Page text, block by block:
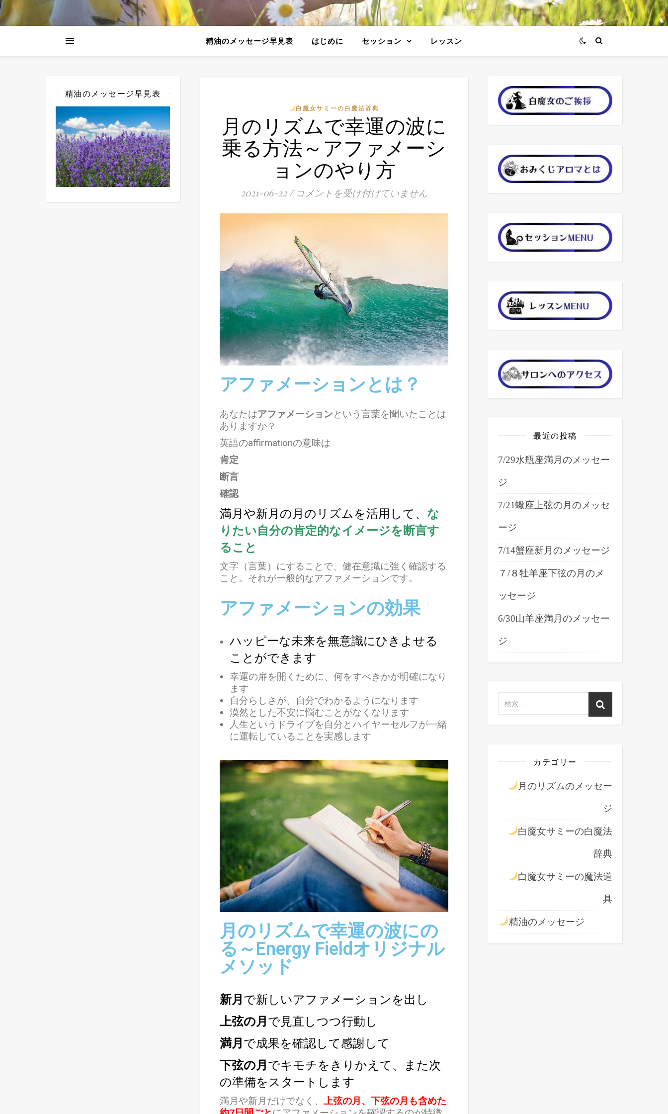
精油のメッセージ早見表 はじめに セッション レッスン
精油のメッセージ早見表
白魔女サミーの白魔法辞典
月のリズムで幸運の波に
乗る方法～アファメーシ
ョンのやり方
2021-06-22 / コメントを受け付けていません
アファメーションとは？
あなたはアファメーションという言葉を聞いたことは
ありますか？
英語のaffirmationの意味は
肯定
断言
確認
満月や新月の月のリズムを活用して、 な
りたい自分の肯定的なイメージを断言す
ること
文字（言葉）にすることで、健在意識に強く確認する
こと。それが一般的なアファメーションです。
アファメーションの効果
ハッピーな未来を無意識にひきよせる
ことができます
幸運の扉を開くために、何をすべきかが明確になり
ます
自分らしさが、自分でわかるようになります
漠然とした不安に悩むことがなくなります
人生というドライブを自分とハイヤーセルフが一緒
に運転していることを実感します
月のリズムで幸運の波にの
る～Energy Fieldオリジナル
メソッド
新月で新しいアファメーションを出し
上弦の月で見直しつつ行動し
満月で成果を確認して感謝して
下弦の月でキモチをきりかえて、また次
の準備をスタートします
満月や新月だけでなく、 上弦の月、下弦の月も含めた
最近の投稿
7/29水瓶座満月のメッセー
ジ
7/21蠍座上弦の月のメッセ
ージ
7/14蟹座新月のメッセージ
７/８牡羊座下弦の月のメ
ッセージ
6/30山羊座満月のメッセー
ジ
カテゴリー
月のリズムのメッセー
ジ
白魔女サミーの白魔法
辞典
白魔女サミーの魔法道
具
精油のメッセージ